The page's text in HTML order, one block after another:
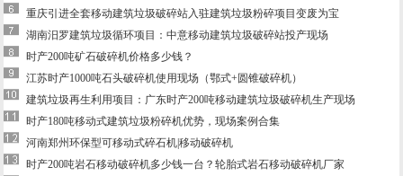
重庆引进全套移动建筑垃圾破碎站入驻建筑垃圾粉碎项目变废为宝
湖南汨罗建筑垃圾循环项目：中意移动建筑垃圾破碎站投产现场
时产200吨矿石破碎机价格多少钱？
江苏时产1000吨石头破碎机使用现场（鄂式+圆锥破碎机）
建筑垃圾再生利用项目：广东时产200吨移动建筑垃圾破碎机生产现场
时产180吨移动式建筑垃圾粉碎机优势，现场案例合集
河南郑州环保型可移动式碎石机|移动破碎机
时产200吨岩石移动破碎机多少钱一台？轮胎式岩石移动破碎机厂家